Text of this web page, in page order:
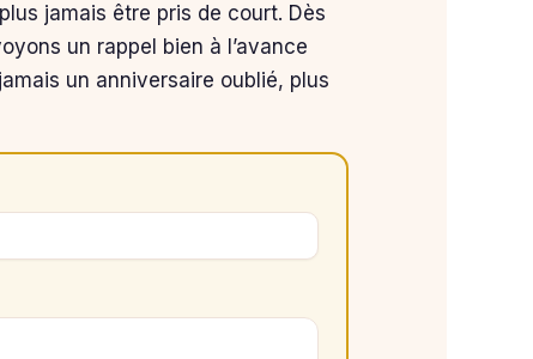
jamais être pris de court. Dès
un rappel bien à l’avance
un anniversaire oublié, plus